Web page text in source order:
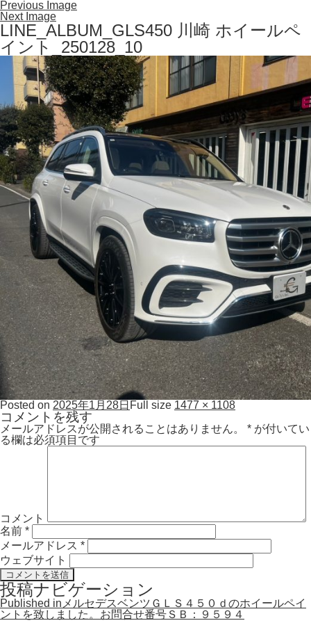
Previous Image
Next Image
LINE_ALBUM_GLS450 川崎 ホイールペ
イント_250128_10
Posted on 2025年1月28日 Full size 1477 × 1108
コメントを残す
メールアドレスが公開されることはありません。 * が付いてい
る欄は必須項目です
コメント
名前 *
メールアドレス *
ウェブサイト
投稿ナビゲーション
Published in メルセデスベンツＧＬＳ４５０ｄのホイールペイ
ントを致しました。お問合せ番号ＳＢ：９５９４